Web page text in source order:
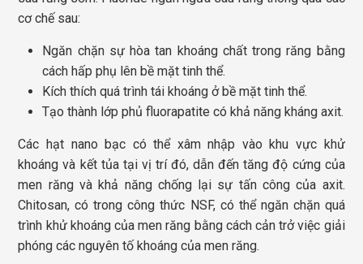
cơ chế sau:
Ngăn chặn sự hòa tan khoáng chất trong răng bằng
cách hấp phụ lên bề mặt tinh thể.
Kích thích quá trình tái khoáng ở bề mặt tinh thể.
Tạo thành lớp phủ fluorapatite có khả năng kháng axit.
Các hạt nano bạc có thể xâm nhập vào khu vực khử
khoáng và kết tủa tại vị trí đó, dẫn đến tăng độ cứng của
men răng và khả năng chống lại sự tấn công của axit.
Chitosan, có trong công thức NSF, có thể ngăn chặn quá
trình khử khoáng của men răng bằng cách cản trở việc giải
phóng các nguyên tố khoáng của men răng.